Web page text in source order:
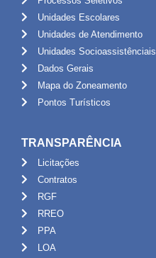
Unidades Escolares
Unidades de Atendimento
Unidades Socioassistênciais
Dados Gerais
Mapa do Zoneamento
Pontos Turísticos
TRANSPARÊNCIA
Licitações
Contratos
RGF
RREO
PPA
LOA